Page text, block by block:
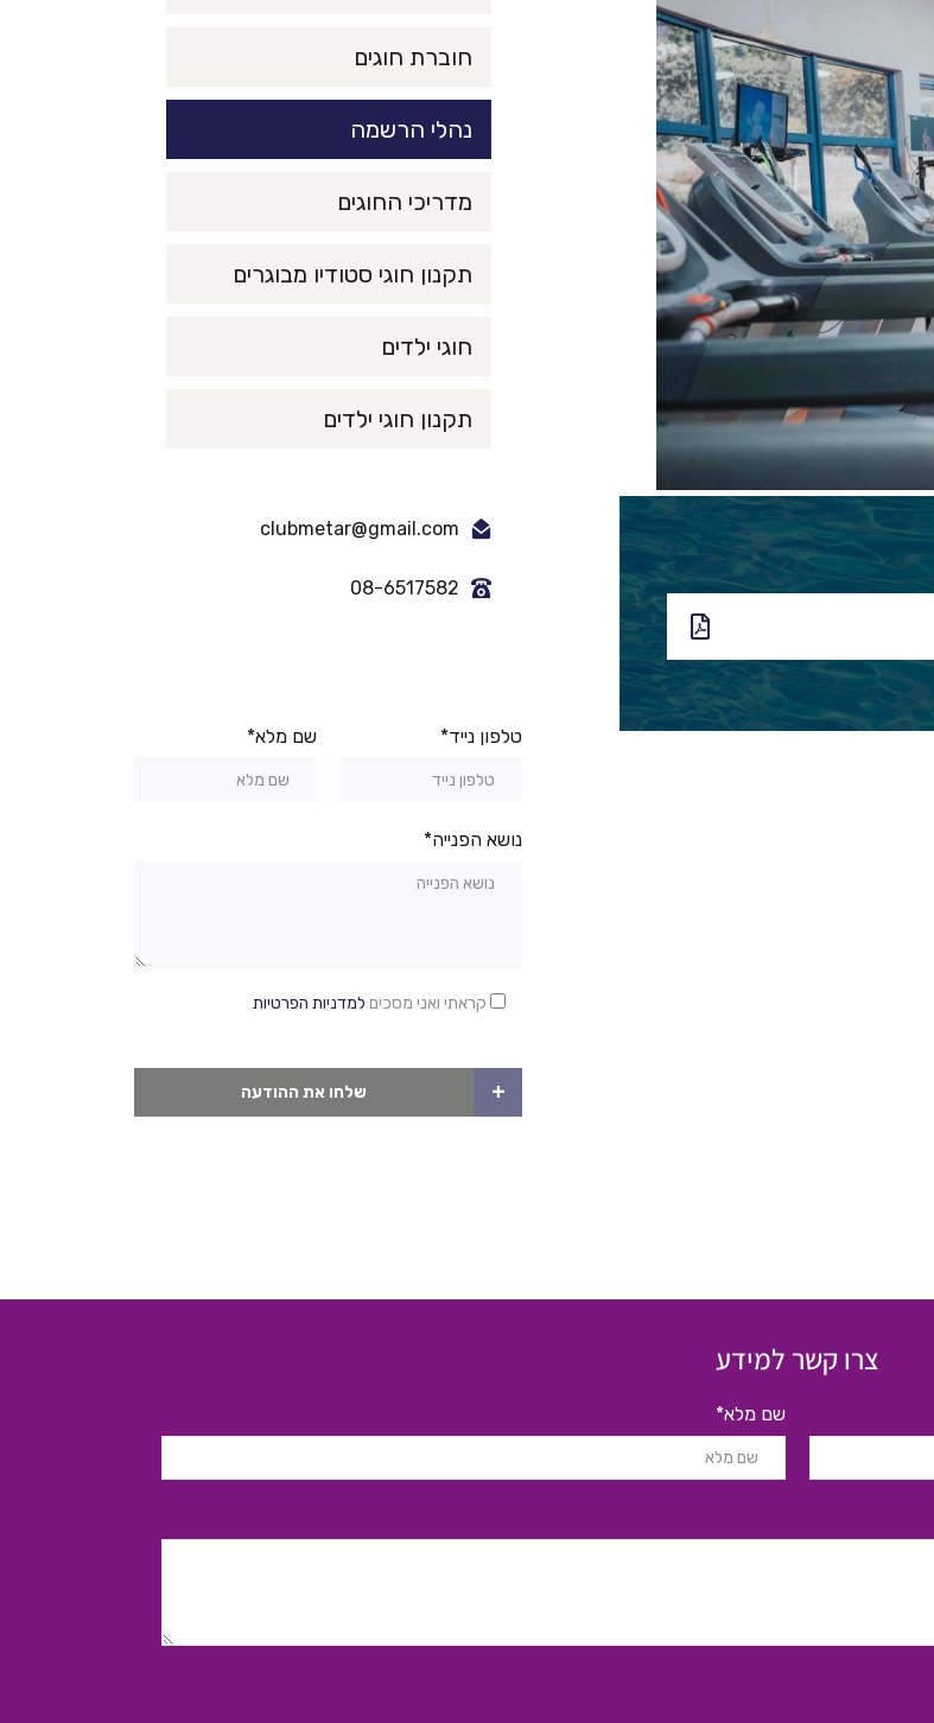
חוברת חוגים
נהלי הרשמה
מדריכי החוגים
תקנון חוגי סטודיו מבוגרים
חוגי ילדים
תקנון חוגי ילדים
clubmetar@gmail.com
08-6517582
טלפון נייד* שם מלא*
נושא הפנייה*
קראתי ואני מסכים למדניות הפרטיות
שלחו את ההודעה +
צרו קשר למידע
שם מלא*